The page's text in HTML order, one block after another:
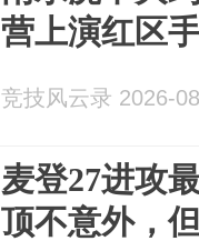
营上演红区
竞技风云录 2026-
麦登27进攻
顶不意外，